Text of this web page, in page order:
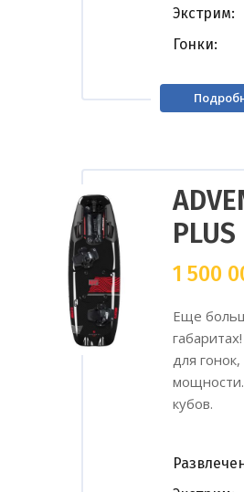
Экстрим
Гонки
PLUS
1 500
Еще
для
кубов.